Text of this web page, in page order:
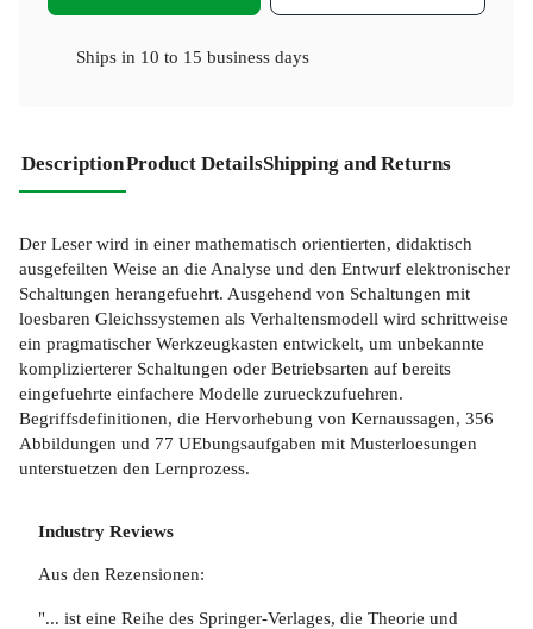
Ships in 10 to 15 business days
DescriptionProduct DetailsShipping and Returns
Der Leser wird in einer mathematisch orientierten, didaktisch
ausgefeilten Weise an die Analyse und den Entwurf elektronischer
Schaltungen herangefuehrt. Ausgehend von Schaltungen mit
loesbaren Gleichssystemen als Verhaltensmodell wird schrittweise
ein pragmatischer Werkzeugkasten entwickelt, um unbekannte
komplizierterer Schaltungen oder Betriebsarten auf bereits
eingefuehrte einfachere Modelle zurueckzufuehren.
Begriffsdefinitionen, die Hervorhebung von Kernaussagen, 356
Abbildungen und 77 UEbungsaufgaben mit Musterloesungen
unterstuetzen den Lernprozess.
Industry Reviews
Aus den Rezensionen:
"... ist eine Reihe des Springer-Verlages, die Theorie und